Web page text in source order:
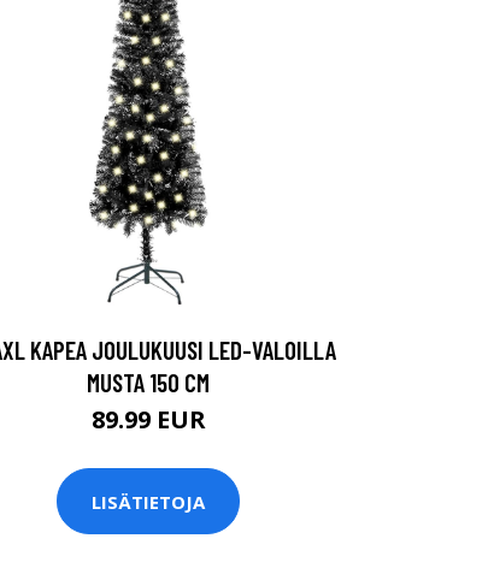
KAPEA JOULUKUUSI LED-VALOILLA
MUSTA 150 CM
89.99 EUR
LISÄTIETOJA